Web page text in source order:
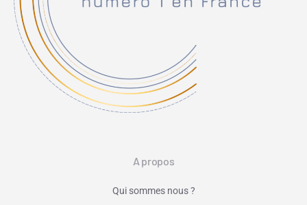
A propos
Qui sommes nous ?